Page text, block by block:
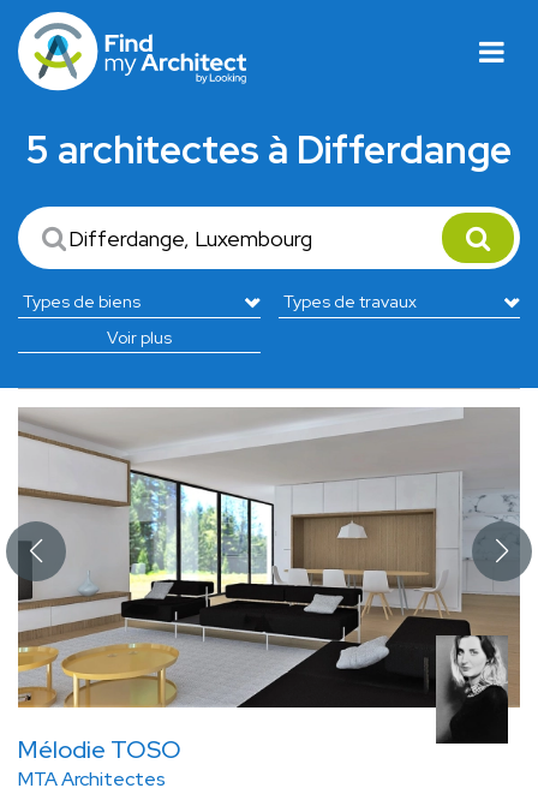
5 architectes à Differdange
Voir plus
Mélodie TOSO
MTA Architectes